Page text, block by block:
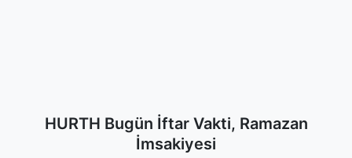
HURTH Bugün İftar Vakti, Ramazan
İmsakiyesi